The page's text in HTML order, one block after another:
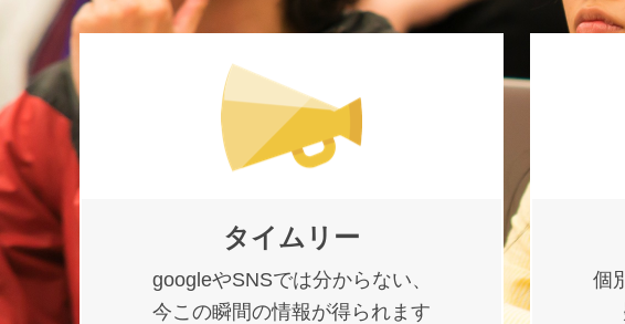
タイムリー
googleやSNSでは分からない、
今この瞬間の情報が得られます
個